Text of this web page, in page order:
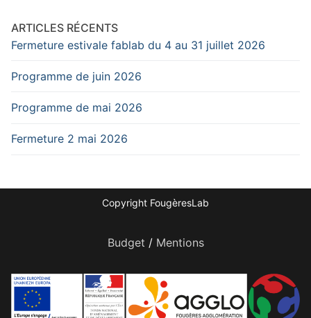
ARTICLES RÉCENTS
Fermeture estivale fablab du 4 au 31 juillet 2026
Programme de juin 2026
Programme de mai 2026
Fermeture 2 mai 2026
Copyright FougèresLab
Budget / Mentions